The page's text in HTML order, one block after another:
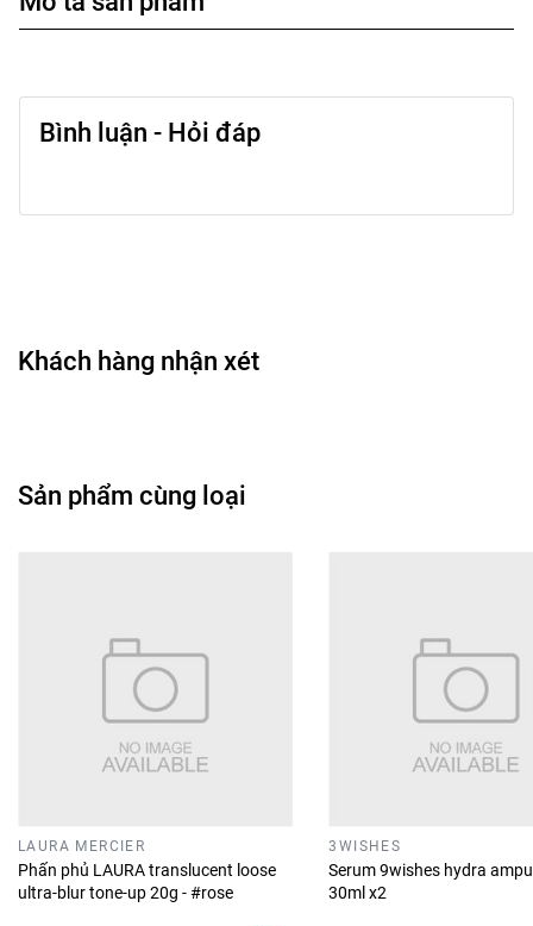
Bình luận - Hỏi đáp
Khách hàng nhận xét
Sản phẩm cùng loại
LAURA MERCIER
Phấn phủ LAURA translucent loose
ultra-blur tone-up 20g - #rose
3WISHES
Serum 9wishes hydra
30ml x2